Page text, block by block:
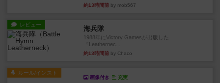
約13時間前 by mob567
レビュー 海兵隊
1988年にVictory Gamesが出版した
『Leathernec...
約13時間前 by Chaco
ルール/インスト
画像付き 充実